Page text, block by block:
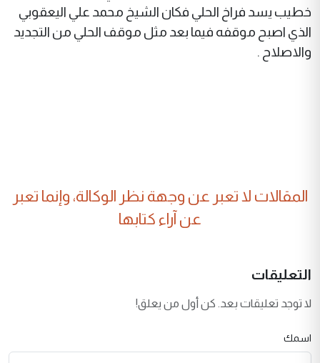
خطيب يسد فراخ الحلي فكان الشيخ محمد علي اليعقوبي
الذي اصبح موقفه فيما بعد مثل موقف الحلي من التجديد
والاصلاح .
المقالات لا تعبر عن وجهة نظر الوكالة، وإنما تعبر
عن آراء كتابها
التعليقات
لا توجد تعليقات بعد. كن أول من يعلق!
اسمك